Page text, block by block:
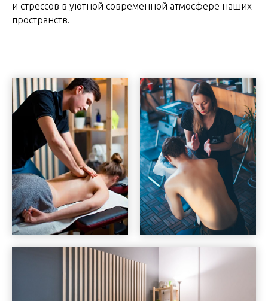
и стрессов в уютной современной атмосфере наших
пространств.